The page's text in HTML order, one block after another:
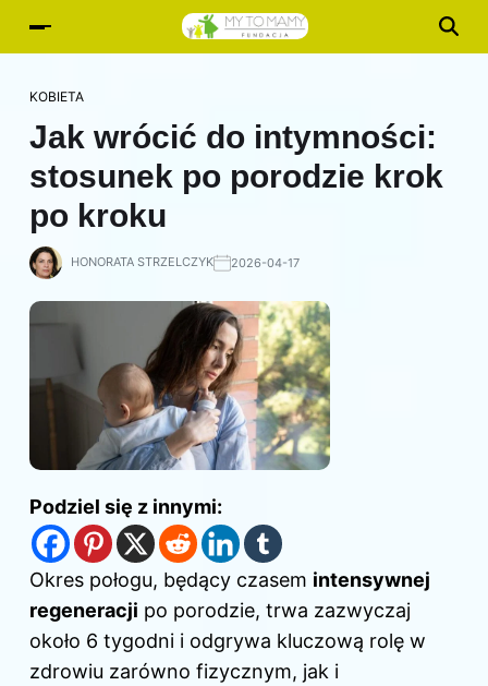
KOBIETA
Jak wrócić do intymności:
stosunek po porodzie krok
po kroku
HONORATA STRZELCZYK 2026-04-17
Podziel się z innymi:
Okres połogu, będący czasem intensywnej
regeneracji po porodzie, trwa zazwyczaj
około 6 tygodni i odgrywa kluczową rolę w
zdrowiu zarówno fizycznym, jak i